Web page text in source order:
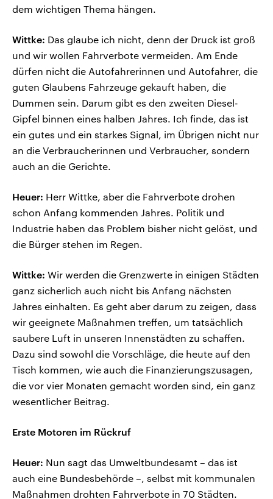
dem wichtigen Thema hängen.
Wittke: Das glaube ich nicht, denn der Druck ist groß
und wir wollen Fahrverbote vermeiden. Am Ende
dürfen nicht die Autofahrerinnen und Autofahrer, die
guten Glaubens Fahrzeuge gekauft haben, die
Dummen sein. Darum gibt es den zweiten Diesel-
Gipfel binnen eines halben Jahres. Ich finde, das ist
ein gutes und ein starkes Signal, im Übrigen nicht nur
an die Verbraucherinnen und Verbraucher, sondern
auch an die Gerichte.
Heuer: Herr Wittke, aber die Fahrverbote drohen
schon Anfang kommenden Jahres. Politik und
Industrie haben das Problem bisher nicht gelöst, und
die Bürger stehen im Regen.
Wittke: Wir werden die Grenzwerte in einigen Städten
ganz sicherlich auch nicht bis Anfang nächsten
Jahres einhalten. Es geht aber darum zu zeigen, dass
wir geeignete Maßnahmen treffen, um tatsächlich
saubere Luft in unseren Innenstädten zu schaffen.
Dazu sind sowohl die Vorschläge, die heute auf den
Tisch kommen, wie auch die Finanzierungszusagen,
die vor vier Monaten gemacht worden sind, ein ganz
wesentlicher Beitrag.
Erste Motoren im Rückruf
Heuer: Nun sagt das Umweltbundesamt – das ist
auch eine Bundesbehörde –, selbst mit kommunalen
Maßnahmen drohten Fahrverbote in 70 Städten.